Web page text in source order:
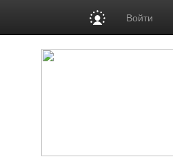
Войти